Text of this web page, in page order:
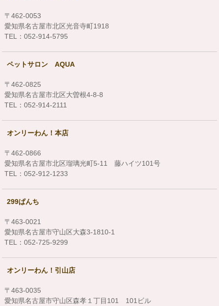
〒462-0053
愛知県名古屋市北区光音寺町1918
TEL：052-914-5795
ペットサロン AQUA
〒462-0825
愛知県名古屋市北区大曽根4-8-8
TEL：052-914-2111
オンリーわん！本店
〒462-0866
愛知県名古屋市北区瑠璃光町5-11 藤ハイツ101号
TEL：052-912-1233
299ぱんち
〒463-0021
愛知県名古屋市守山区大森3-1810-1
TEL：052-725-9299
オンリーわん！引山店
〒463-0035
愛知県名古屋市守山区森孝１丁目101 101ビル